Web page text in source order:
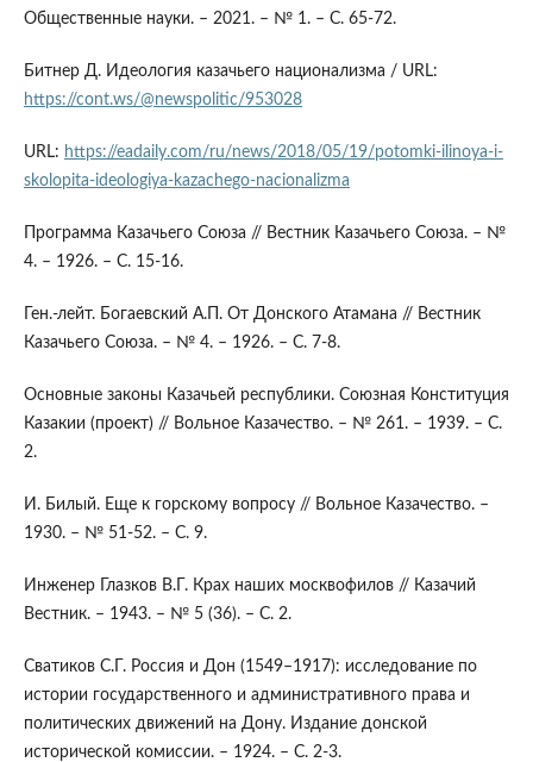
Общественные науки. – 2021. – № 1. – С. 65-72.
Битнер Д. Идеология казачьего национализма / URL:
https://cont.ws/@newspolitic/953028
URL: https://eadaily.com/ru/news/2018/05/19/potomki-ilinoya-i-
skolopita-ideologiya-kazachego-nacionalizma
Программа Казачьего Союза // Вестник Казачьего Союза. – №
4. – 1926. – С. 15-16.
Ген.-лейт. Богаевский А.П. От Донского Атамана // Вестник
Казачьего Союза. – № 4. – 1926. – С. 7-8.
Основные законы Казачьей республики. Союзная Конституция
Казакии (проект) // Вольное Казачество. – № 261. – 1939. – С.
2.
И. Билый. Еще к горскому вопросу // Вольное Казачество. –
1930. – № 51-52. – С. 9.
Инженер Глазков В.Г. Крах наших москвофилов // Казачий
Вестник. – 1943. – № 5 (36). – С. 2.
Сватиков С.Г. Россия и Дон (1549–1917): исследование по
истории государственного и административного права и
политических движений на Дону. Издание донской
исторической комиссии. – 1924. – С. 2-3.